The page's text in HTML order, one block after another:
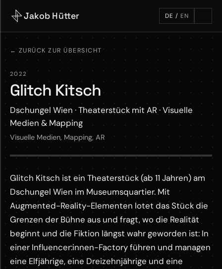
Jakob Hütter DE / EN
← ZURÜCK ZUR ÜBERSICHT
2022
Glitch Kitsch
Dschungel Wien · Theaterstück mit AR · Visuelle
Medien & Mapping
Visuelle Medien, Mapping, AR
Glitch Kitsch Trailer
YOUTUBE ·
KLICK ZUM LADEN
typography shitstorm case study
YOUTUBE ·
KLICK ZUM LADEN
Glitch Kitsch ist ein Theaterstück (ab 11 Jahren) am
Dschungel Wien im Museumsquartier. Mit
Augmented-Reality-Elementen lotet das Stück die
Grenzen der Bühne aus und fragt, wo die Realität
beginnt und die Fiktion längst wahr geworden ist: In
einer Influencer:innen-Factory führen und managen
eine Elfjährige, eine Dreizehnjährige und eine